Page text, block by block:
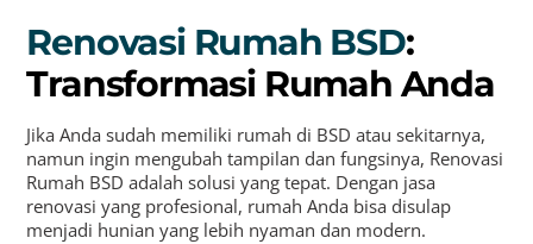
Renovasi Rumah BSD:
Transformasi Rumah Anda
Jika Anda sudah memiliki rumah di BSD atau sekitarnya,
namun ingin mengubah tampilan dan fungsinya, Renovasi
Rumah BSD adalah solusi yang tepat. Dengan jasa
renovasi yang profesional, rumah Anda bisa disulap
menjadi hunian yang lebih nyaman dan modern.